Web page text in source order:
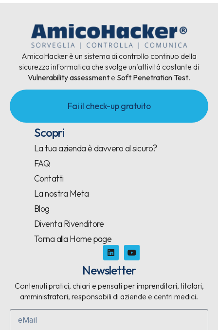
AmicoHacker è un sistema di controllo continuo della
sicurezza informatica che svolge un’attività costante di
Vulnerability assessmente Soft Penetration Test.
Fai il check-up gratuito
Scopri
La tua azienda è davvero al sicuro?
FAQ
Contatti
La nostra Meta
Blog
Diventa Rivenditore
Torna alla Home page
Newsletter
Contenuti pratici, chiari e pensati per imprenditori, titolari,
amministratori, responsabili di aziende e centri medici.